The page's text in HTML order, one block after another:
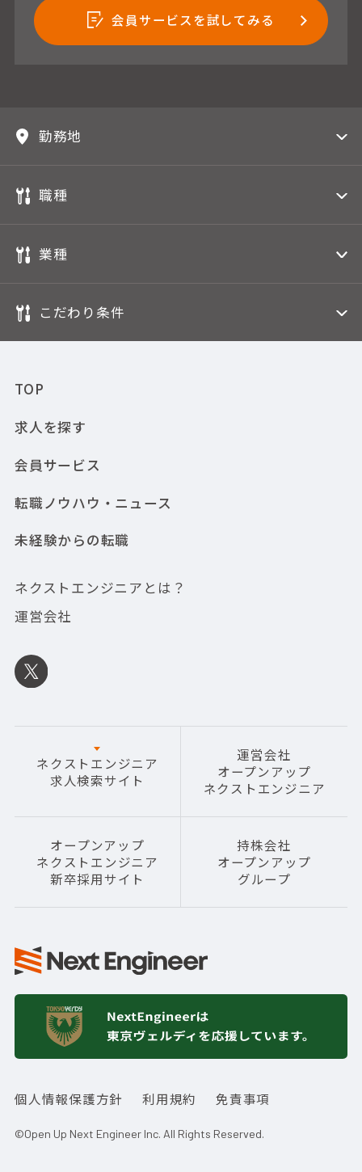
会員サービスを試してみる
勤務地
職種
業種
こだわり条件
TOP
求人を探す
会員サービス
転職ノウハウ・ニュース
未経験からの転職
ネクストエンジニアとは？
運営会社
ネクストエンジニア
求人検索サイト
運営会社
オープンアップ
ネクストエンジニア
オープンアップ
ネクストエンジニア
新卒採用サイト
持株会社
オープンアップ
グループ
個人情報保護方針 利用規約 免責事項
©Open Up Next Engineer Inc. All Rights Reserved.